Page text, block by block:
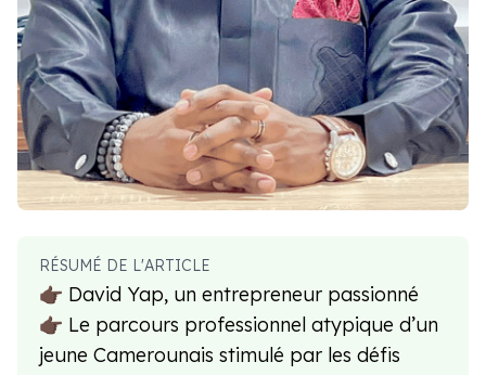
RÉSUMÉ DE L'ARTICLE
👉🏿 David Yap, un entrepreneur passionné
👉🏿 Le parcours professionnel atypique d’un
jeune Camerounais stimulé par les défis